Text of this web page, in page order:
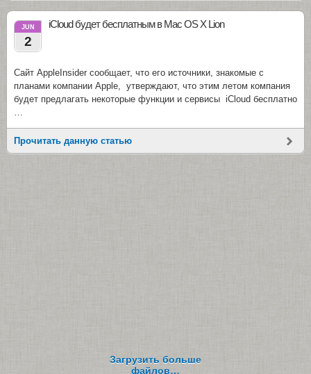
JUN
2
iCloud будет бесплатным в Mac OS X Lion
Сайт AppleInsider сообщает, что его источники, знакомые с
планами компании Apple, утверждают, что этим летом компания
будет предлагать некоторые функции и сервисы iCloud бесплатно
…
Прочитать данную статью
Загрузить больше
файлов…